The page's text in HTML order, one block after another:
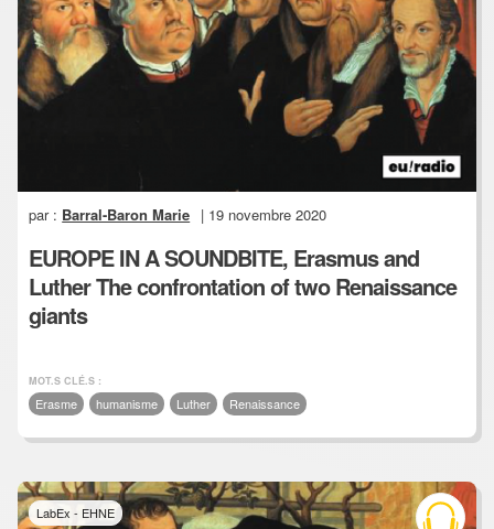
par : Barral-Baron Marie | 19 novembre 2020
EUROPE IN A SOUNDBITE, Erasmus and
Luther The confrontation of two Renaissance
giants
MOT.S CLÉ.S :
Erasme humanisme Luther Renaissance
LabEx - EHNE